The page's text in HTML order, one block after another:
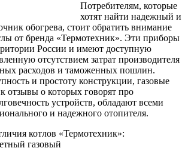
Потребителям, которые
хотят найти надежный и
обогрева, стоит обратить внимание
от бренда «Термотехник». Эти приборы
России и имеют доступную
отсутствием затрат производителя
расходов и таможенных пошлин.
и простоту конструкции, газовые
отзывы о которых говорят про
устройств, обладают всеми
и надежного отопителя.
котлов «Термотехник»: